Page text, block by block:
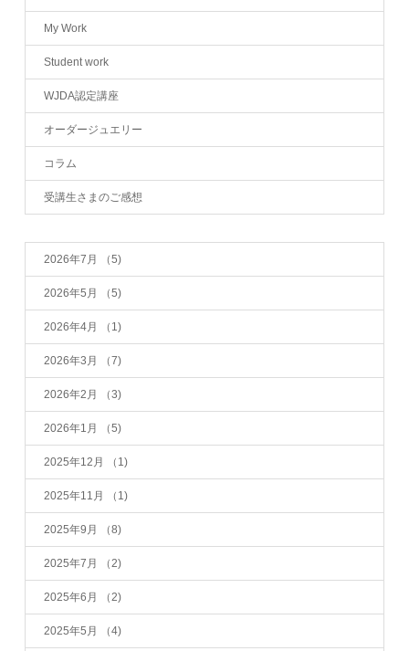
My Work
Student work
WJDA認定講座
オーダージュエリー
コラム
受講生さまのご感想
2026年7月 （5)
2026年5月 （5)
2026年4月 （1)
2026年3月 （7)
2026年2月 （3)
2026年1月 （5)
2025年12月 （1)
2025年11月 （1)
2025年9月 （8)
2025年7月 （2)
2025年6月 （2)
2025年5月 （4)